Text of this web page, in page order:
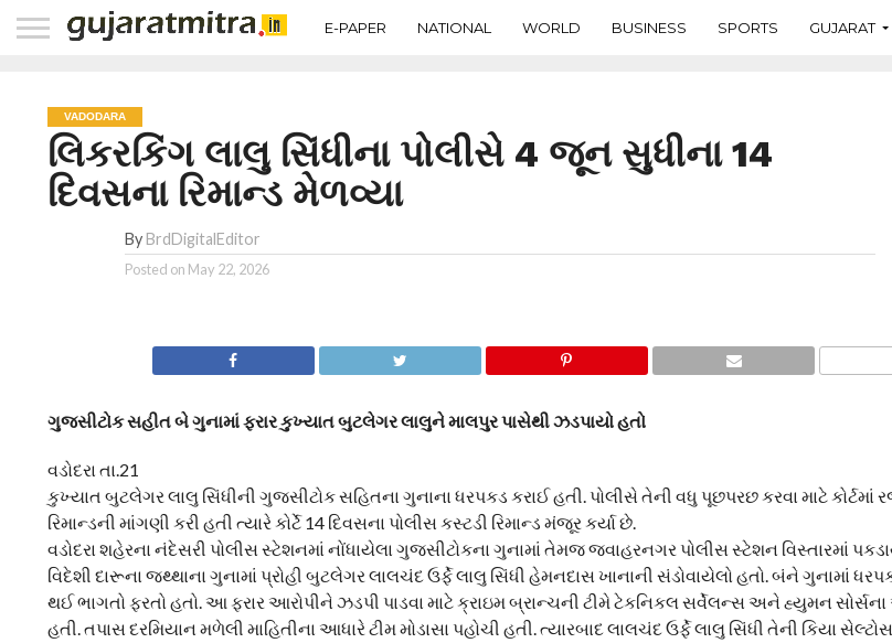
E-PAPER NATIONAL WORLD BUSINESS SPORTS GUJARAT
VADODARA
લિકરકિંગ લાલુ સિંધીના પોલીસે 4 જૂન સુધીના 14
દિવસના રિમાન્ડ મેળવ્યા
By BrdDigitalEditor
Posted on May 22, 2026
ગુજસીટોક સહીત બે ગુનામાં ફરાર કુખ્યાત બુટલેગર લાલુને માલપુર પાસેથી ઝડપાયો હતો
વડોદરા તા.21
કુખ્યાત બુટલેગર લાલુ સિંધીની ગુજસીટોક સહિતના ગુનાના ધરપકડ કરાઈ હતી. પોલીસે તેની વધુ પૂછપરછ કરવા માટે કોર્ટમાં
રિમાન્ડની માંગણી કરી હતી ત્યારે કોર્ટે 14 દિવસના પોલીસ કસ્ટડી રિમાન્ડ મંજૂર કર્યા છે.
વડોદરા શહેરના નંદેસરી પોલીસ સ્ટેશનમાં નોંધાયેલા ગુજસીટોકના ગુનામાં તેમજ જવાહરનગર પોલીસ સ્ટેશન વિસ્તારમાં
વિદેશી દારૂના જથ્થાના ગુનામાં પ્રોહી બુટલેગર લાલચંદ ઉર્ફે લાલુ સિંધી હેમનદાસ ખાનાની સંડોવાયેલો હતો. બંને ગુનામાં
થઈ ભાગતો ફરતો હતો. આ ફરાર આરોપીને ઝડપી પાડવા માટે ક્રાઇમ બ્રાન્ચની ટીમે ટેકનિકલ સર્વેલન્સ અને હ્યુમન
હતી. તપાસ દરમિયાન મળેલી માહિતીના આધારે ટીમ મોડાસા પહોચી હતી. ત્યારબાદ લાલચંદ ઉર્ફે લાલુ સિંધી તેની કિયા સેલ્ટોસ